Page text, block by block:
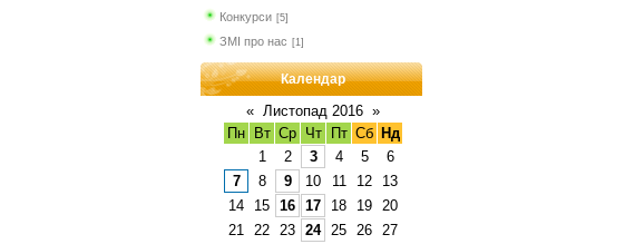
Конкурси [5]
ЗМІ про нас [1]
Календар
« Листопад 2016 »
Пн
Вт Ср Чт Пт Сб Нд
1
2 3 4 5
6
7
8 9 10 11 12
13
14
15 16 17 18 19 20
21 22 23 24 25 26 27